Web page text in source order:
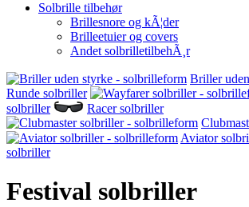
Solbrille tilbehør
Brillesnore og kÃ¦der
Brilleetuier og covers
Andet solbrilletilbehÃ¸r
Briller
Runde solbriller
solbriller
Racer solbriller
Aviator
solbriller
Festival solbriller